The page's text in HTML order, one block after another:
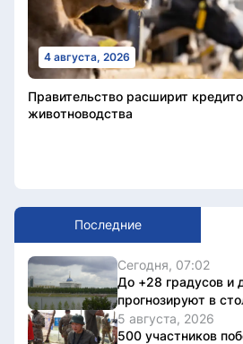
4 августа, 2026
Правительство расширит
животноводства
Последние
Сегодня, 07:02
До +28 градусов и
прогнозируют в
5 августа, 2026
500 участников